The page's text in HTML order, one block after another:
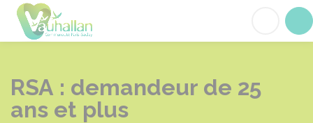
RSA : demandeur de 25
ans et plus